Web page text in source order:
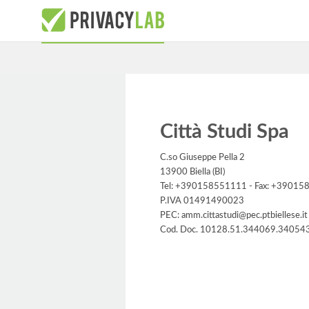
Città Studi Spa
C.so Giuseppe Pella 2
13900 Biella (BI)
Tel: +390158551111 - Fax:
P.IVA 01491490023
PEC: amm.cittastudi@pec.ptbiellese.it
Cod. Doc.